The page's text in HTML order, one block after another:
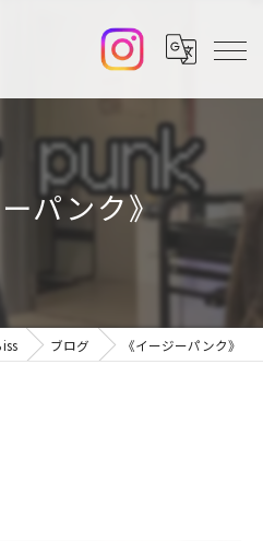
パンク》
ブログ 《イージーパンク》